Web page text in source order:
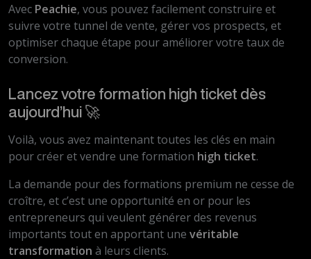
Avec Peachie, vous pouvez facilement construire et
suivre votre tunnel de vente, gérer vos prospects, et
optimiser chaque étape pour améliorer votre taux de
conversion.
Lancez votre formation high ticket dès
aujourd’hui 🚀
Voilà, vous avez maintenant toutes les clés en main
pour créer et vendre une formation high ticket.
La demande pour des formations premium ne cesse de
croître, et c’est une opportunité en or pour les
entrepreneurs qui veulent générer des revenus
importants tout en apportant une véritable
transformation à leurs clients.